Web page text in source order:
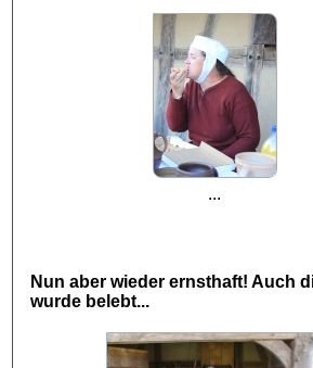
...
Nun aber wieder ernsthaft! Auch
wurde belebt...